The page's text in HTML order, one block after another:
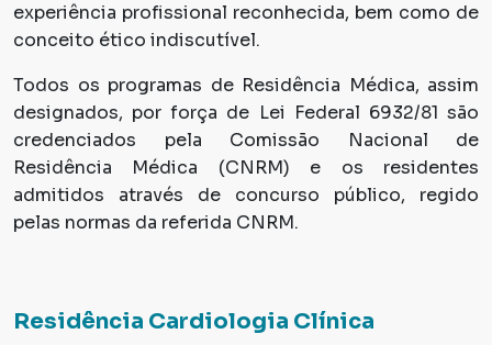
experiência profissional reconhecida, bem como de
conceito ético indiscutível.
Todos os programas de Residência Médica, assim
designados, por força de Lei Federal 6932/81 são
credenciados pela Comissão Nacional de
Residência Médica (CNRM) e os residentes
admitidos através de concurso público, regido
pelas normas da referida CNRM.
Residência Cardiologia Clínica